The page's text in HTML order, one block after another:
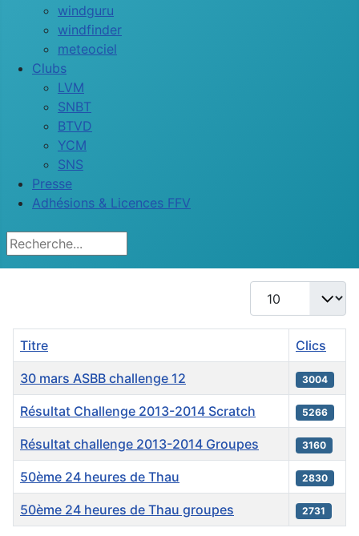
windguru
windfinder
meteociel
Clubs
LVM
SNBT
BTVD
YCM
SNS
Presse
Adhésions & Licences FFV
Rechercher
Afficher #
Titre Clics
30 mars ASBB challenge 12 3004
Résultat Challenge 2013-2014 Scratch 5266
Résultat challenge 2013-2014 Groupes 3160
50ème 24 heures de Thau 2830
50ème 24 heures de Thau groupes 2731